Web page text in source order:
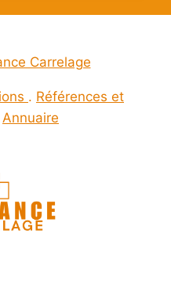
Carrelage
. Références et
Annuaire